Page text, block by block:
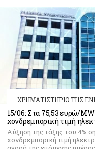
ΧΡΗΜΑΤΙΣΤΗΡΙΟ ΤΗΣ
15/06: Στα 75,53 ευρώ/
χονδρεμπορική τιμή
Αύξηση της τάξης του 4%
χονδρεμπορική τιμή